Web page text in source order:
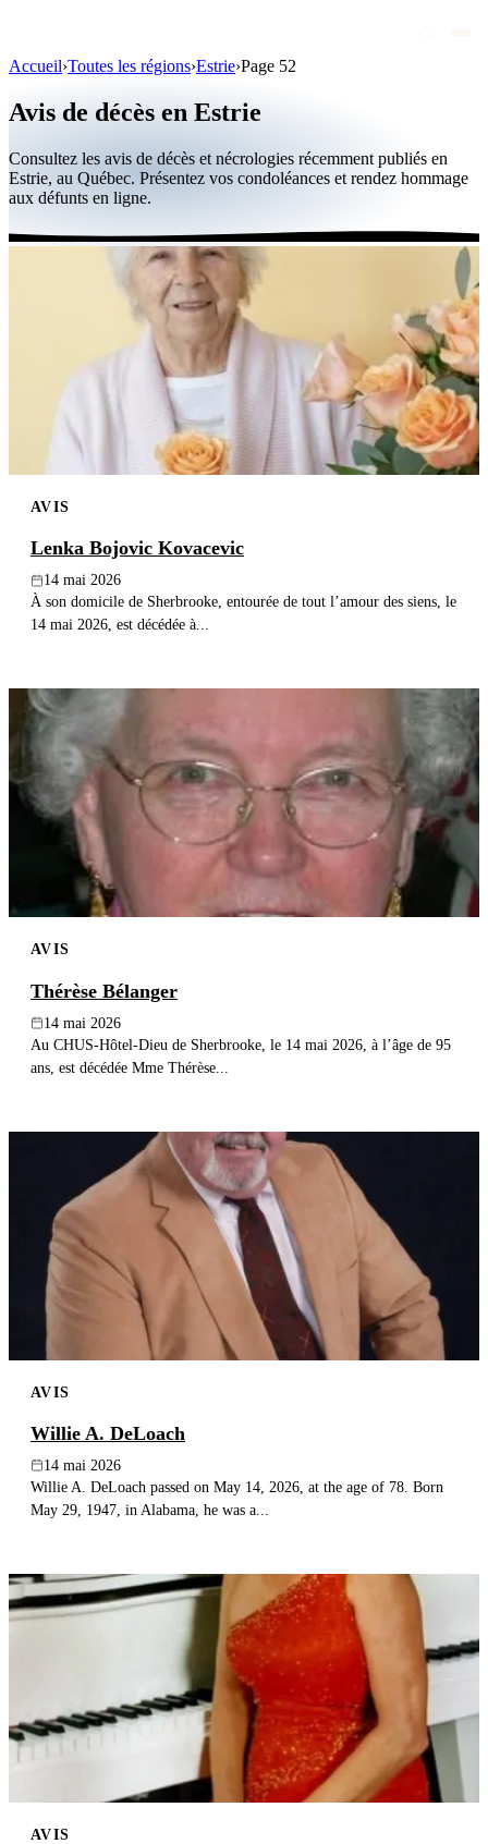
Personnalités publiques
Québec
Canada
International
Maisons funéraires
Recherche
Accueil›Toutes les régions›Estrie›Page 52
Avis de décès en Estrie
Consultez les avis de décès et nécrologies récemment publiés en
Estrie, au Québec. Présentez vos condoléances et rendez hommage
aux défunts en ligne.
AVIS
Lenka Bojovic Kovacevic
14 mai 2026
À son domicile de Sherbrooke, entourée de tout l’amour des siens, le
14 mai 2026, est décédée à...
AVIS
Thérèse Bélanger
14 mai 2026
Au CHUS-Hôtel-Dieu de Sherbrooke, le 14 mai 2026, à l’âge de 95
ans, est décédée Mme Thérèse...
AVIS
Willie A. DeLoach
14 mai 2026
Willie A. DeLoach passed on May 14, 2026, at the age of 78. Born
May 29, 1947, in Alabama, he was a...
AVIS